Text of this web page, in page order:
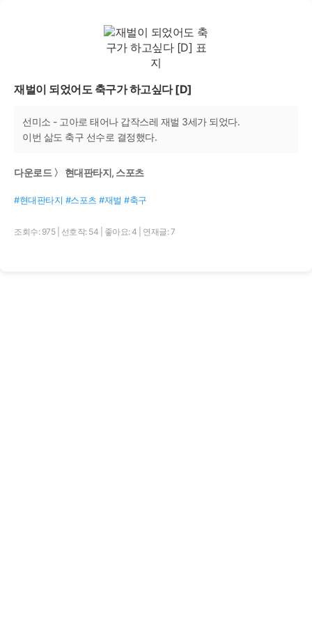
재벌이 되었어도 축구가 하고싶다 [D]
선미소 - 고아로 태어나 갑작스레 재벌 3세가 되었다.
이번 삶도 축구 선수로 결정했다.
다운로드 〉 현대판타지, 스포츠
#현대판타지 #스포츠 #재벌 #축구
조회수: 975 선호작: 54 좋아요: 4 연재글: 7